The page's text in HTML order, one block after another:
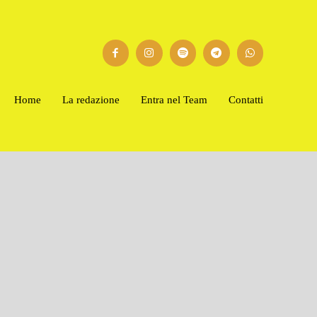
Home La redazione Entra nel Team Contatti